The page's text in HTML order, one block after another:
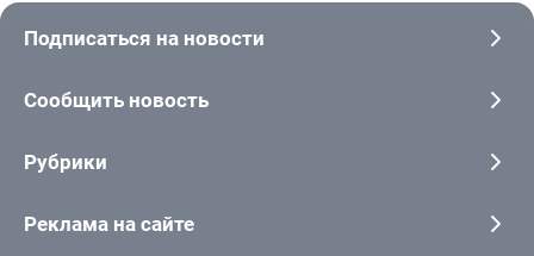
Подписаться на новости
Сообщить новость
Рубрики
Реклама на сайте